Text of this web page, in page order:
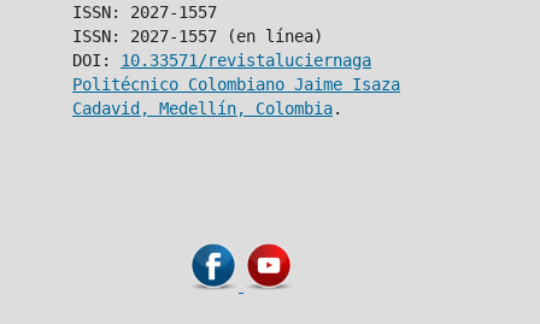
ISSN: 2027-1557
ISSN: 2027-1557 (en línea)
DOI: 10.33571/revistaluciernaga
Politécnico Colombiano Jaime Isaza
Cadavid, Medellín, Colombia.